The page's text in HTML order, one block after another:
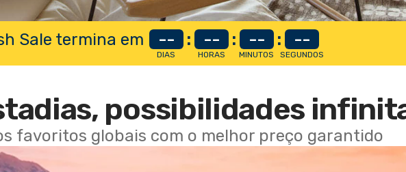
Sale termina em --
DIAS
: --
HORAS
: --
MINUTOS
: --
SEGUNDOS
possibilidades
favoritos globais com o melhor preço garantido